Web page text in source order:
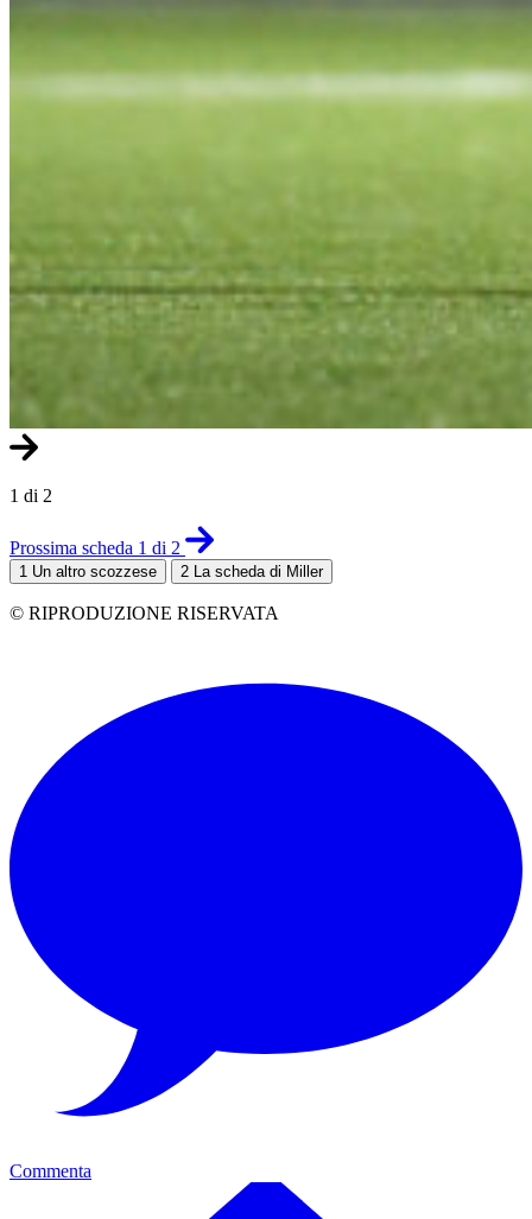
1 di 2
Prossima scheda 1 di 2
1 Un altro scozzese 2 La scheda di Miller
© RIPRODUZIONE RISERVATA
Commenta